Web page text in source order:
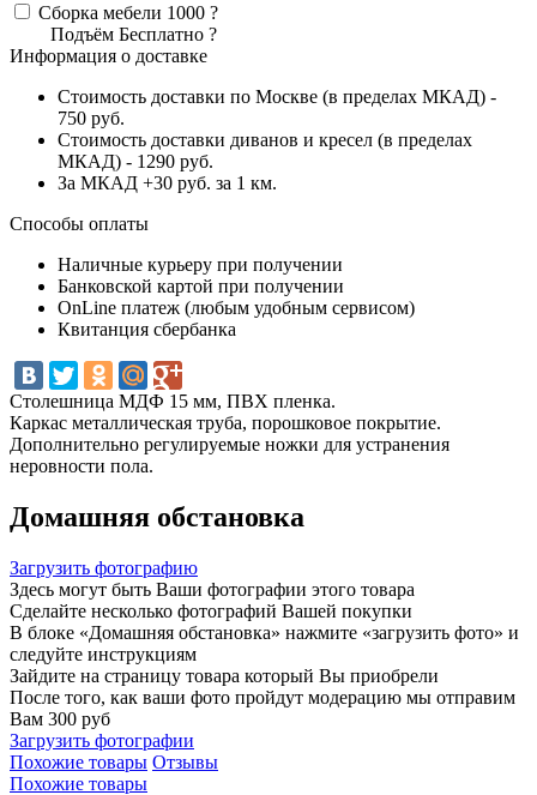
Сборка мебели 1000 ?
Подъём Бесплатно ?
Информация о доставке
Стоимость доставки по Москве (в пределах МКАД) -
750 руб.
Стоимость доставки диванов и кресел (в пределах
МКАД) - 1290 руб.
За МКАД +30 руб. за 1 км.
Способы оплаты
Наличные курьеру при получении
Банковской картой при получении
OnLine платеж (любым удобным сервисом)
Квитанция сбербанка
Столешница МДФ 15 мм, ПВХ пленка.
Каркас металлическая труба, порошковое покрытие.
Дополнительно регулируемые ножки для устранения
неровности пола.
Домашняя обстановка
Загрузить фотографию
Здесь могут быть Ваши фотографии этого товара
Сделайте несколько фотографий Вашей покупки
В блоке «Домашняя обстановка» нажмите «загрузить фото» и
следуйте инструкциям
Зайдите на страницу товара который Вы приобрели
После того, как ваши фото пройдут модерацию мы отправим
Вам 300 руб
Загрузить фотографии
Похожие товары Отзывы
Похожие товары